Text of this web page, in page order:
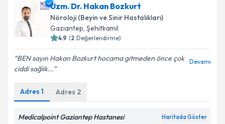
Takvim Talebini Gönder
Fzt. İbrahim Küçükcaniçin randevu takvimi talebi
oluşturun. Size bu uzmandan randevu almanız için bir
takvim hazırlandığında e-posta ile bilgilendireceğiz.
Kişisel verilerimin işlenmesine ilişkin
Metni'ni okudum ve kişisel verilerimin belirtilen
kapsamda işlenmesini kabul ediyorum.
Uzm. Dr. Hakan Bozkurt
Nöroloji (Beyin ve Sinir Hastalıkları)
Gaziantep, Şehitkamil
4.9 (2 Değerlendirme)
BEN sayın Hakan Bozkurt hocama gitmeden önce çok
ciddi sağlık...
Devamı
Adres 1 Adres 2
Medicalpoint Gaziantep Hastanesi Haritada Göster